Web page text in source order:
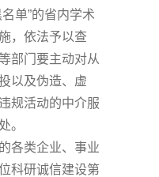
名单”的省内学术
，依法予以查
部门要主动对从
以及伪造、虚
规活动的中介服
。
类企业、事业
科研诚信建设第